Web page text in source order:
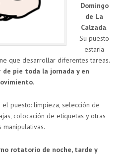
Domingo
de La
Calzada.
Su puesto
estaría
que desarrollar diferentes tareas.
de pie toda la jornada y en
.
puesto: limpieza, selección de
colocación de etiquetas y otras
manipulativas.
rotatorio de noche, tarde y